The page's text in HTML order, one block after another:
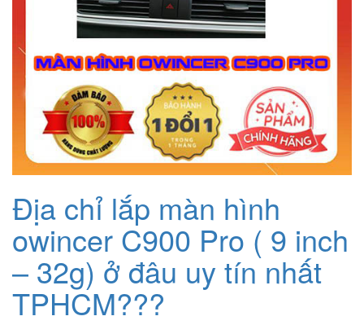
Địa chỉ lắp màn hình
owincer C900 Pro ( 9 inch
– 32g) ở đâu uy tín nhất
TPHCM???